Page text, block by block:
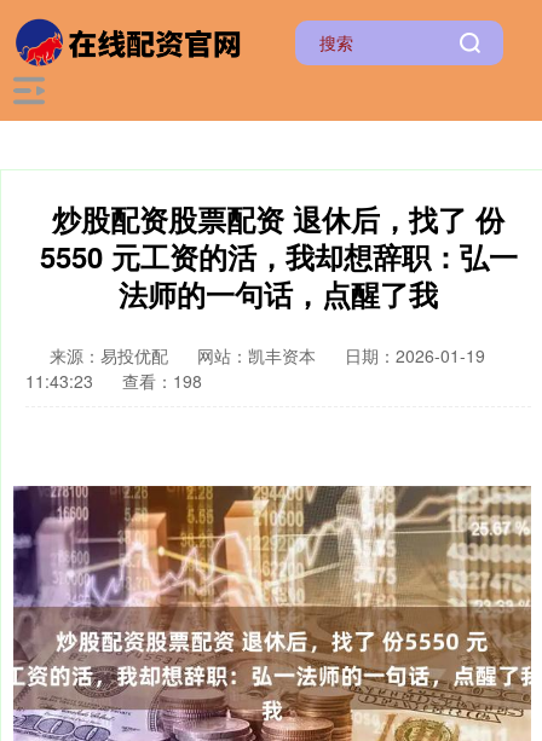
炒股配资股票配资 退休后，找了 份
5550 元工资的活，我却想辞职：弘一
法师的一句话，点醒了我
来源：易投优配 网站：凯丰资本
日期：2026-01-19
11:43:23
查看：198